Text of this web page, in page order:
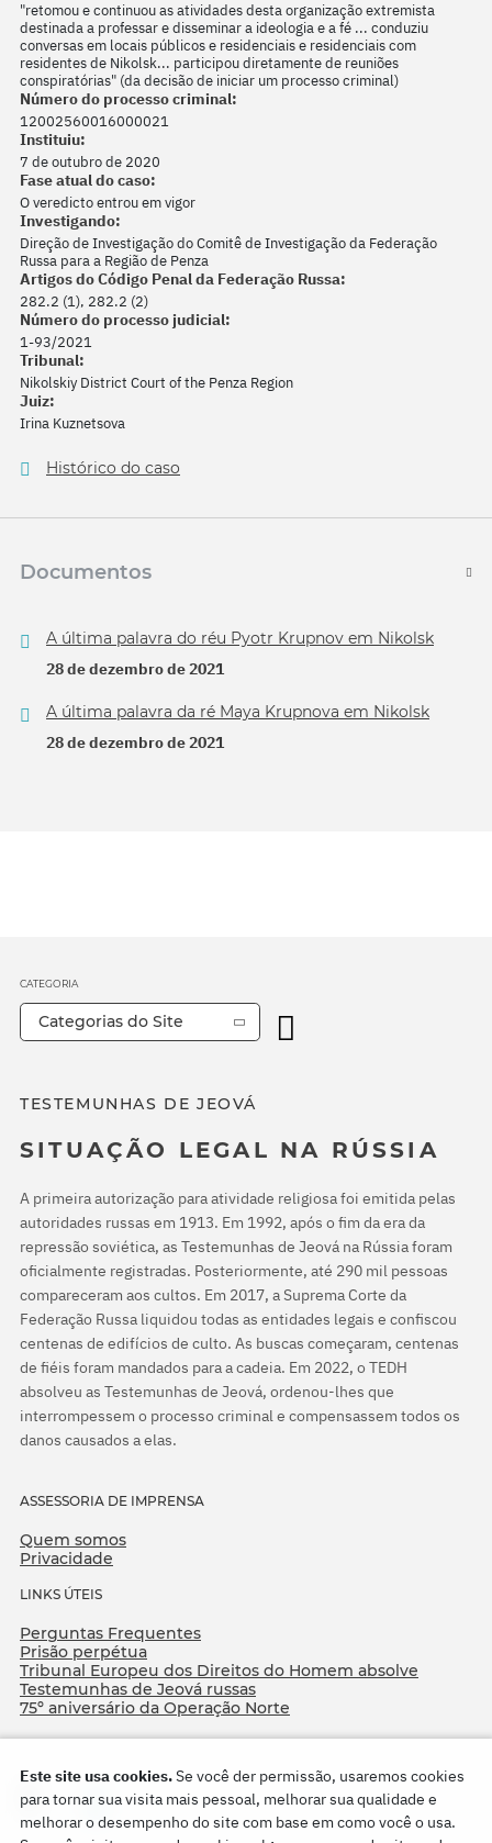
"retomou e continuou as atividades desta organização extremista
destinada a professar e disseminar a ideologia e a fé ... conduziu
conversas em locais públicos e residenciais e residenciais com
residentes de Nikolsk... participou diretamente de reuniões
conspiratórias" (da decisão de iniciar um processo criminal)
Número do processo criminal:
12002560016000021
Instituiu:
7 de outubro de 2020
Fase atual do caso:
O veredicto entrou em vigor
Investigando:
Direção de Investigação do Comitê de Investigação da Federação
Russa para a Região de Penza
Artigos do Código Penal da Federação Russa:
282.2 (1), 282.2 (2)
Número do processo judicial:
1-93/2021
Tribunal:
Nikolskiy District Court of the Penza Region
Juiz:
Irina Kuznetsova
Histórico do caso
Documentos
A última palavra do réu Pyotr Krupnov em Nikolsk
28 de dezembro de 2021
A última palavra da ré Maya Krupnova em Nikolsk
28 de dezembro de 2021
TESTEMUNHAS DE JEOVÁ
SITUAÇÃO LEGAL NA RÚSSIA
A primeira autorização para atividade religiosa foi emitida pelas
autoridades russas em 1913. Em 1992, após o fim da era da
repressão soviética, as Testemunhas de Jeová na Rússia foram
oficialmente registradas. Posteriormente, até 290 mil pessoas
compareceram aos cultos. Em 2017, a Suprema Corte da
Federação Russa liquidou todas as entidades legais e confiscou
centenas de edifícios de culto. As buscas começaram, centenas
de fiéis foram mandados para a cadeia. Em 2022, o TEDH
absolveu as Testemunhas de Jeová, ordenou-lhes que
interrompessem o processo criminal e compensassem todos os
danos causados a elas.
ASSESSORIA DE IMPRENSA
Quem somos
Privacidade
LINKS ÚTEIS
Perguntas Frequentes
Prisão perpétua
Tribunal Europeu dos Direitos do Homem absolve
Testemunhas de Jeová russas
75º aniversário da Operação Norte
CATEGORIA
Categorias do Site
Este site usa cookies.Se você der permissão, usaremos cookies
para tornar sua visita mais pessoal, melhorar sua qualidade e
melhorar o desempenho do site com base em como você o usa.